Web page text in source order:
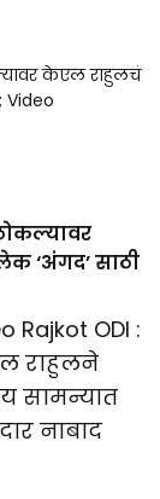
‘अंगद’ साठी
Rajkot ODI :
राहुलने
सामन्यात
नाबाद